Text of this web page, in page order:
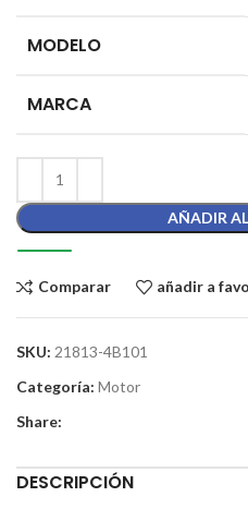
MODELO
MARCA
AÑADIR
Comparar añadir a
SKU: 21813-4B101
Categoría: Motor
Share:
DESCRIPCIÓN